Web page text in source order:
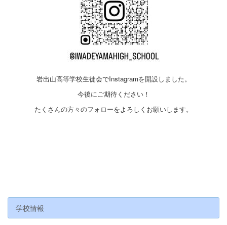
岩出山高等学校生徒会でInstagramを開設しました。
今後にご期待ください！
たくさんの方々のフォローをよろしくお願いします。
学校情報